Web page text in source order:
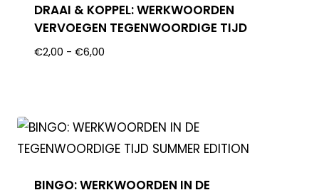
DRAAI & KOPPEL: WERKWOORDEN
VERVOEGEN TEGENWOORDIGE TIJD
€2,00 - €6,00
BINGO: WERKWOORDEN IN DE